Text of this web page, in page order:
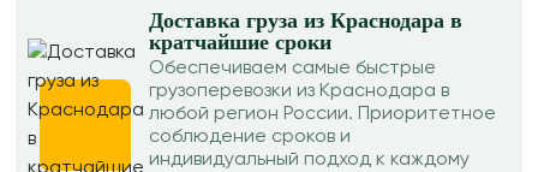
Доставка груза из Краснодара в
кратчайшие сроки
Обеспечиваем самые быстрые
грузоперевозки из Краснодара в
любой регион России. Приоритетное
соблюдение сроков и
индивидуальный подход к каждому